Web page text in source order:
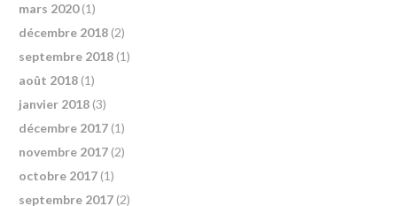
mars 2020(1)
décembre 2018(2)
septembre 2018(1)
août 2018(1)
janvier 2018(3)
décembre 2017(1)
novembre 2017(2)
octobre 2017(1)
septembre 2017(2)